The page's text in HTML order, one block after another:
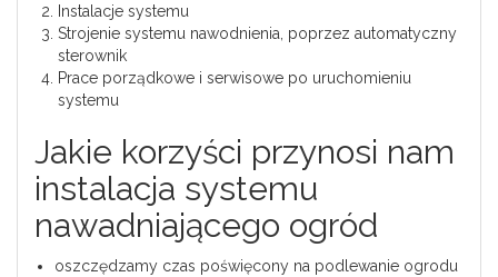
Instalacje systemu
Strojenie systemu nawodnienia, poprzez automatyczny
sterownik
Prace porządkowe i serwisowe po uruchomieniu
systemu
Jakie korzyści przynosi nam
instalacja systemu
nawadniającego ogród
oszczędzamy czas poświęcony na podlewanie ogrodu